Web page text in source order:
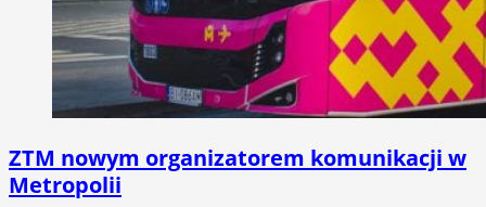
ZTM nowym organizatorem komunikacji w
Metropolii